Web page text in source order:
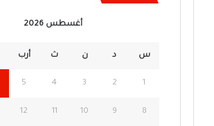
أغسطس 2026
س د ن ث أرب
1
2
3
4
5
8
9
10
11
12